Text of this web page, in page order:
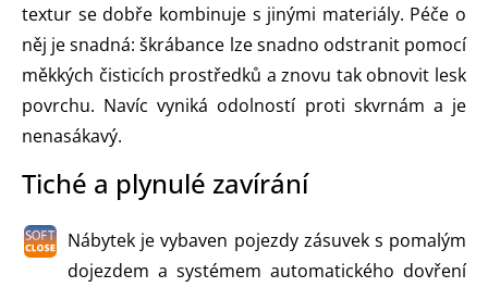
textur se dobře kombinuje s jinými materiály. Péče o
něj je snadná: škrábance lze snadno odstranit pomocí
měkkých čisticích prostředků a znovu tak obnovit lesk
povrchu. Navíc vyniká odolností proti skvrnám a je
nenasákavý.
Tiché a plynulé zavírání
Nábytek je vybaven pojezdy zásuvek s pomalým
dojezdem a systémem automatického dovření